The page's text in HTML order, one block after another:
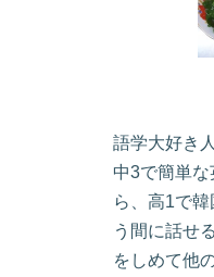
語学大好き
中3で簡単
ら、高1で
う間に話せ
をしめて他